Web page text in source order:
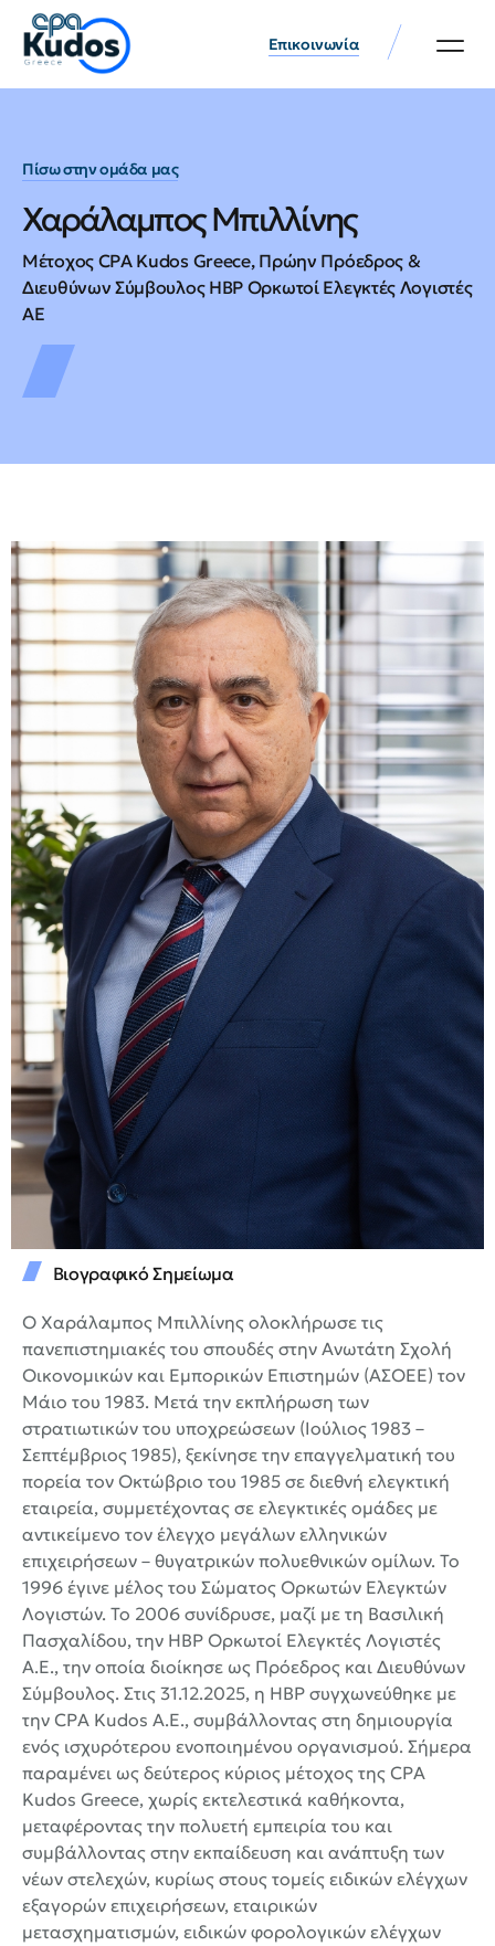
Επικοινωνία
Πίσω στην ομάδα μας
Χαράλαμπος Μπιλλίνης
Μέτοχος CPA Kudos Greece, Πρώην Πρόεδρος &
Διευθύνων Σύμβουλος HBP Ορκωτοί Ελεγκτές Λογιστές
ΑΕ
Βιογραφικό Σημείωμα
Ο Χαράλαμπος Μπιλλίνης ολοκλήρωσε τις
πανεπιστημιακές του σπουδές στην Ανωτάτη Σχολή
Οικονομικών και Εμπορικών Επιστημών (ΑΣΟΕΕ) τον
Μάιο του 1983. Μετά την εκπλήρωση των
στρατιωτικών του υποχρεώσεων (Ιούλιος 1983 –
Σεπτέμβριος 1985), ξεκίνησε την επαγγελματική του
πορεία τον Οκτώβριο του 1985 σε διεθνή ελεγκτική
εταιρεία, συμμετέχοντας σε ελεγκτικές ομάδες με
αντικείμενο τον έλεγχο μεγάλων ελληνικών
επιχειρήσεων – θυγατρικών πολυεθνικών ομίλων. Το
1996 έγινε μέλος του Σώματος Ορκωτών Ελεγκτών
Λογιστών. Το 2006 συνίδρυσε, μαζί με τη Βασιλική
Πασχαλίδου, την HBP Ορκωτοί Ελεγκτές Λογιστές
Α.Ε., την οποία διοίκησε ως Πρόεδρος και Διευθύνων
Σύμβουλος. Στις 31.12.2025, η HBP συγχωνεύθηκε με
την CPA Kudos A.E., συμβάλλοντας στη δημιουργία
ενός ισχυρότερου ενοποιημένου οργανισμού. Σήμερα
παραμένει ως δεύτερος κύριος μέτοχος της CPA
Kudos Greece, χωρίς εκτελεστικά καθήκοντα,
μεταφέροντας την πολυετή εμπειρία του και
συμβάλλοντας στην εκπαίδευση και ανάπτυξη των
νέων στελεχών, κυρίως στους τομείς ειδικών ελέγχων
εξαγορών επιχειρήσεων, εταιρικών
μετασχηματισμών, ειδικών φορολογικών ελέγχων